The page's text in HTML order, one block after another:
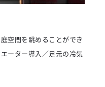
空間を眺めることができ
ーター導入／足元の冷気